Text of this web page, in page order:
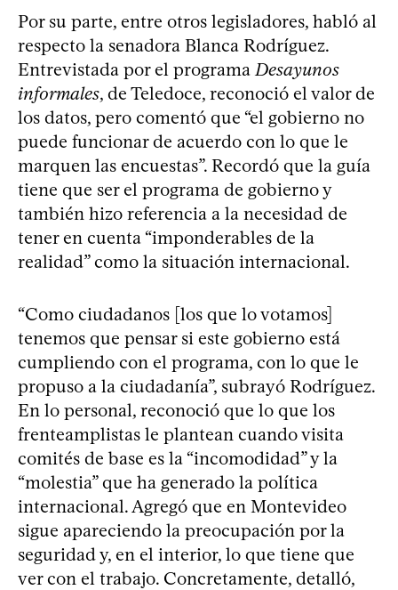
Por su parte, entre otros legisladores, habló al
respecto la senadora Blanca Rodríguez.
Entrevistada por el programa Desayunos
informales, de Teledoce, reconoció el valor de
los datos, pero comentó que “el gobierno no
puede funcionar de acuerdo con lo que le
marquen las encuestas”. Recordó que la guía
tiene que ser el programa de gobierno y
también hizo referencia a la necesidad de
tener en cuenta “imponderables de la
realidad” como la situación internacional.
“Como ciudadanos [los que lo votamos]
tenemos que pensar si este gobierno está
cumpliendo con el programa, con lo que le
propuso a la ciudadanía”, subrayó Rodríguez.
En lo personal, reconoció que lo que los
frenteamplistas le plantean cuando visita
comités de base es la “incomodidad” y la
“molestia” que ha generado la política
internacional. Agregó que en Montevideo
sigue apareciendo la preocupación por la
seguridad y, en el interior, lo que tiene que
ver con el trabajo. Concretamente, detalló,